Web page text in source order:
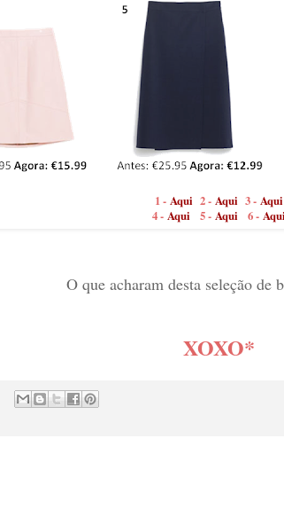
1 - Aqui 2 - Aqui 3 - Aqui
4 - Aqui 5 - Aqui 6 - Aqui
O que acharam desta seleção de
XOXO*